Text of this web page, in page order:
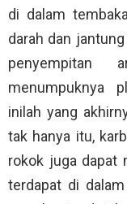
di dalam
darah dan
penyempitan
menumpuknya
inilah yang
tak hanya itu,
rokok juga dapat
terdapat di